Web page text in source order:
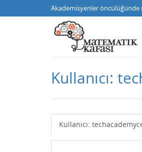
Akademisyenler
Kullanıcı:
Kullanıcı: